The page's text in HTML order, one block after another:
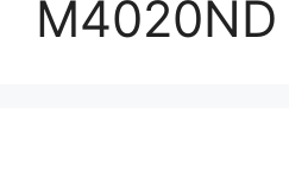
M4020ND